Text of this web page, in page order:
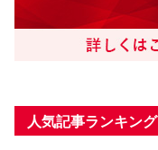
人気記事ランキング